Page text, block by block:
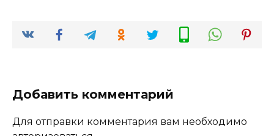
Добавить комментарий
Для отправки комментария вам необходимо